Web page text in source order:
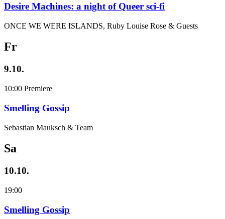
Desire Machines: a night of Queer sci-fi
ONCE WE WERE ISLANDS, Ruby Louise Rose & Guests
Fr
9.10.
10:00 Premiere
Smelling Gossip
Sebastian Mauksch & Team
Sa
10.10.
19:00
Smelling Gossip